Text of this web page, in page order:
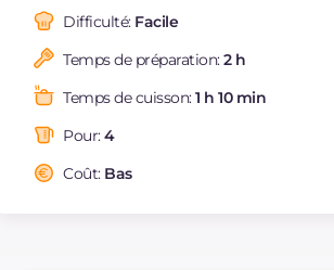
Dont sucres
Protéine
Graisses
saturés
Fibre
Sodium
Difficulté: Facile
Temps de préparation:2 h
Temps de cuisson:1 h 10 min
Pour:4
Coût: Bas